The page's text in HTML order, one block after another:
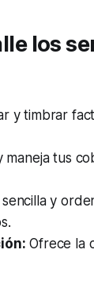
los
y timbrar
maneja tus
sencilla y
Ofrece la